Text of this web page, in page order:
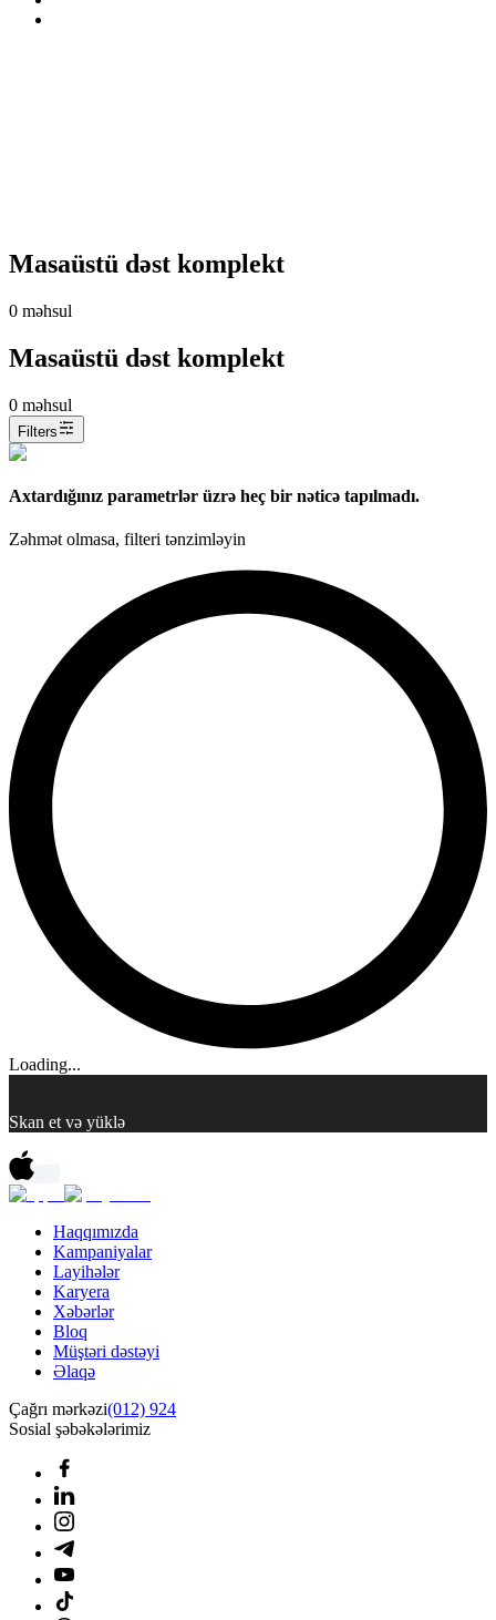
Masaüstü dəst komplekt
0 məhsul
Masaüstü dəst komplekt
0 məhsul
Filters
Axtardığınız parametrlər üzrə heç bir nəticə tapılmadı.
Zəhmət olmasa, filteri tənzimləyin
Loading...
Skan et və yüklə
Haqqımızda
Kampaniyalar
Layihələr
Karyera
Xəbərlər
Bloq
Müştəri dəstəyi
Əlaqə
Çağrı mərkəzi(012) 924
Sosial şəbəkələrimiz